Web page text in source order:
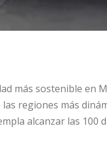
más sostenible en
regiones más
alcanzar las 100